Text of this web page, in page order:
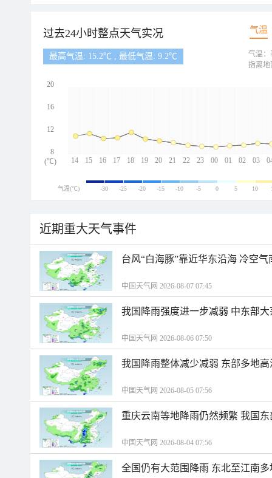
过去24小时整点天气实况 气温
最高气温: 15.2℃ , 最低气温: 9.2℃
14 15 16 17 18 19 20 21 22 23 00 01 02 03
20
16
12
8
(℃)
气温：
指离地
气温(℃) -30 -25 -20 -15 -10 -5 0 5 10
近期重大天气事件
台风“白海豚”靠近华东沿海 冷空
中国天气网 2026-08-07 07:45
我国降雨强度进一步减弱 中东部
中国天气网 2026-08-06 07:50
我国降雨整体减少减弱 东部多地
中国天气网 2026-08-05 07:56
重庆云南等地降雨仍然频繁 我国
中国天气网 2026-08-04 07:56
全国仍有大范围降雨 东北至江南